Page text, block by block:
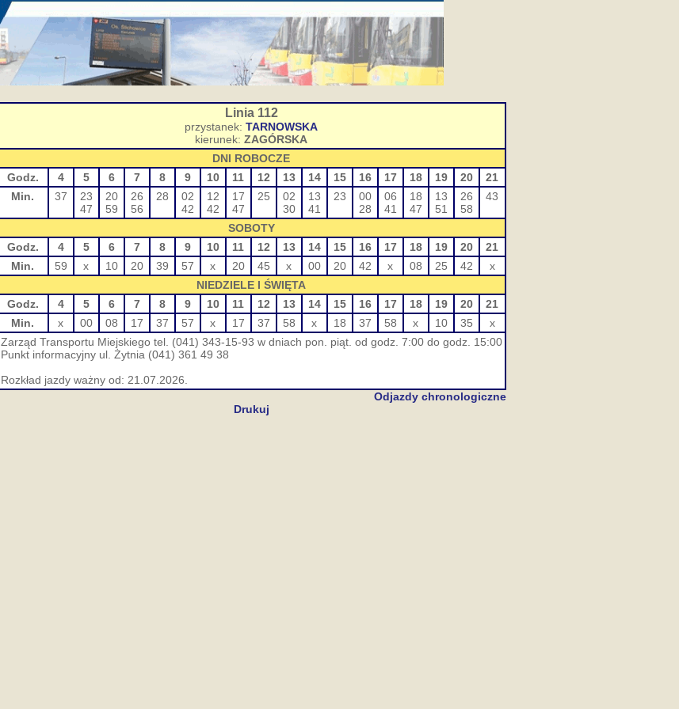
Linia 112
przystanek: TARNOWSKA
kierunek: ZAGÓRSKA
DNI ROBOCZE
Godz.
4 5 6 7 8 9 10 11 12 13 14 15 16 17 18 19 20
21
Min.
37
23
47
20
59
26
56
28
02
42
12
42
17
47
25
02
30
13
41
23
00
28
06
41
18
47
13
51
26
58
43
SOBOTY
Godz.
4 5 6 7 8 9 10 11 12 13 14 15 16 17 18 19 20
21
Min.
59 x 10 20 39 57 x 20 45 x 00 20 42 x 08 25 42
x
NIEDZIELE I ŚWIĘTA
Godz.
4 5 6 7 8 9 10 11 12 13 14 15 16 17 18 19 20
21
Min.
x 00 08 17 37 57 x 17 37 58 x 18 37 58 x 10 35
x
Zarząd Transportu Miejskiego tel. (041) 343-15-93 w dniach pon. piąt. od godz. 7:00 do godz. 15:00
Punkt informacyjny ul. Żytnia (041) 361 49 38
Rozkład jazdy ważny od: 21.07.2026.
Odjazdy chronologiczne
Drukuj